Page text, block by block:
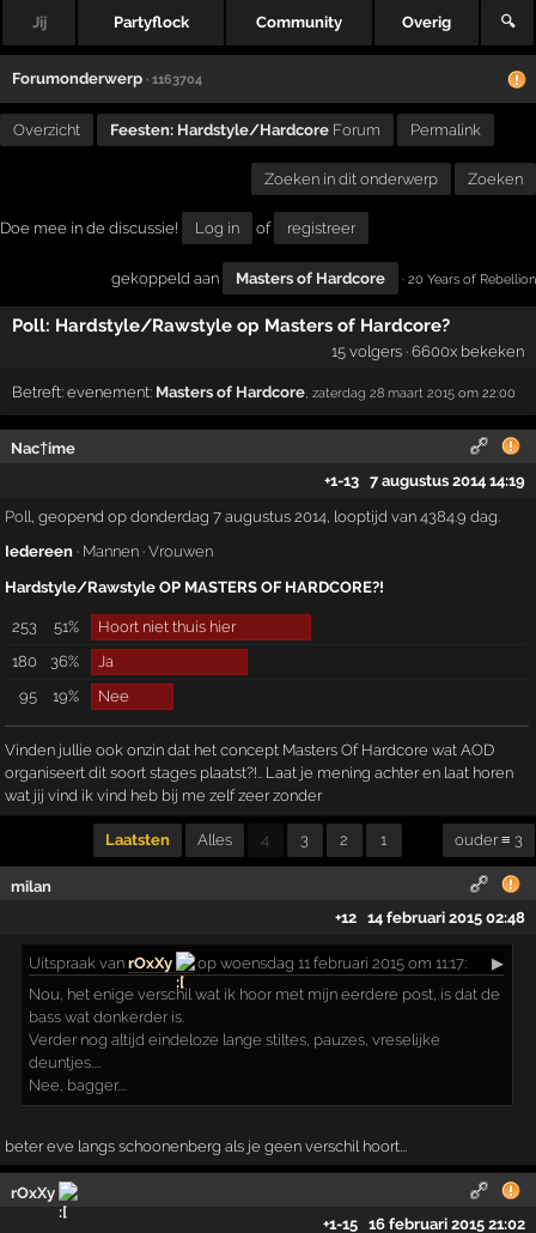
Jij Partyflock Community Overig 🔍
Forumonderwerp · 1163704
Overzicht Feesten: Hardstyle/Hardcore Forum Permalink
Zoeken in dit onderwerp Zoeken
Doe mee in de discussie! Log in of registreer
gekoppeld aan Masters of Hardcore · 20 Years of Rebellion
Poll: Hardstyle/Rawstyle op Masters of Hardcore?
15 volgers · 6600x bekeken
Betreft:evenement: Masters of Hardcore ,zaterdag 28 maart 2015 om 22:00
Nac†ime
+1-13 7 augustus 2014 14:19
Poll, geopend op donderdag 7 augustus 2014, looptijd van 4384.9 dag.
Iedereen· Mannen· Vrouwen
Hardstyle/Rawstyle OP MASTERS OF HARDCORE?!
253 51%
Hoort niet thuis hier
180
36%
Ja
95
19% Nee
Vinden jullie ook onzin dat het concept Masters Of Hardcore wat AOD
organiseert dit soort stages plaatst?!.. Laat je mening achter en laat horen
wat jij vind ik vind heb bij me zelf zeer zonder
Laatsten Alles 4 3 2 1 ouder ≡ 3
milan
+12
14 februari 2015 02:48
Uitspraak vanrOxXy op woensdag 11 februari 2015 om 11:17:
▶
Nou, het enige verschil wat ik hoor met mijn eerdere post, is dat de
bass wat donkerder is.
Verder nog altijd eindeloze lange stiltes, pauzes, vreselijke
deuntjes....
Nee, bagger....
beter eve langs schoonenberg als je geen verschil hoort...
rOxXy
+1-15 16 februari 2015 21:02